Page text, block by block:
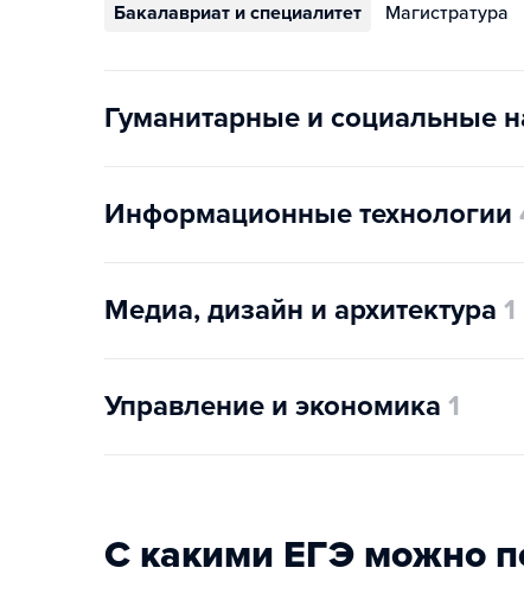
Бакалавриат и специалитет Магистратура
Гуманитарные и социальные
Информационные технологии
Медиа, дизайн и архитектура 1
Управление и экономика 1
С какими ЕГЭ можно